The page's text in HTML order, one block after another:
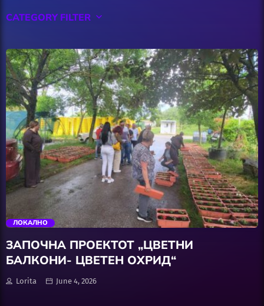
CATEGORY FILTER keyboard_arrow_down
Hobby
Software
Wellness
АвтоКлуб
Балкан
Бизнис
trending_flat
ЛОКАЛНО
ЗАПОЧНА ПРОЕКТОТ „ЦВЕТНИ
БАЛКОНИ- ЦВЕТЕН ОХРИД“
Lorita June 4, 2026